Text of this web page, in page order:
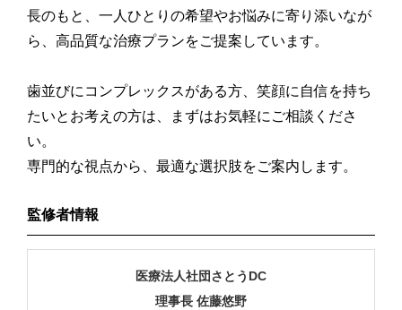
長のもと、一人ひとりの希望やお悩みに寄り添いなが
ら、高品質な治療プランをご提案しています。
歯並びにコンプレックスがある方、笑顔に自信を持ち
たいとお考えの方は、まずはお気軽にご相談くださ
い。
専門的な視点から、最適な選択肢をご案内します。
監修者情報
医療法人社団さとうDC
理事長 佐藤悠野